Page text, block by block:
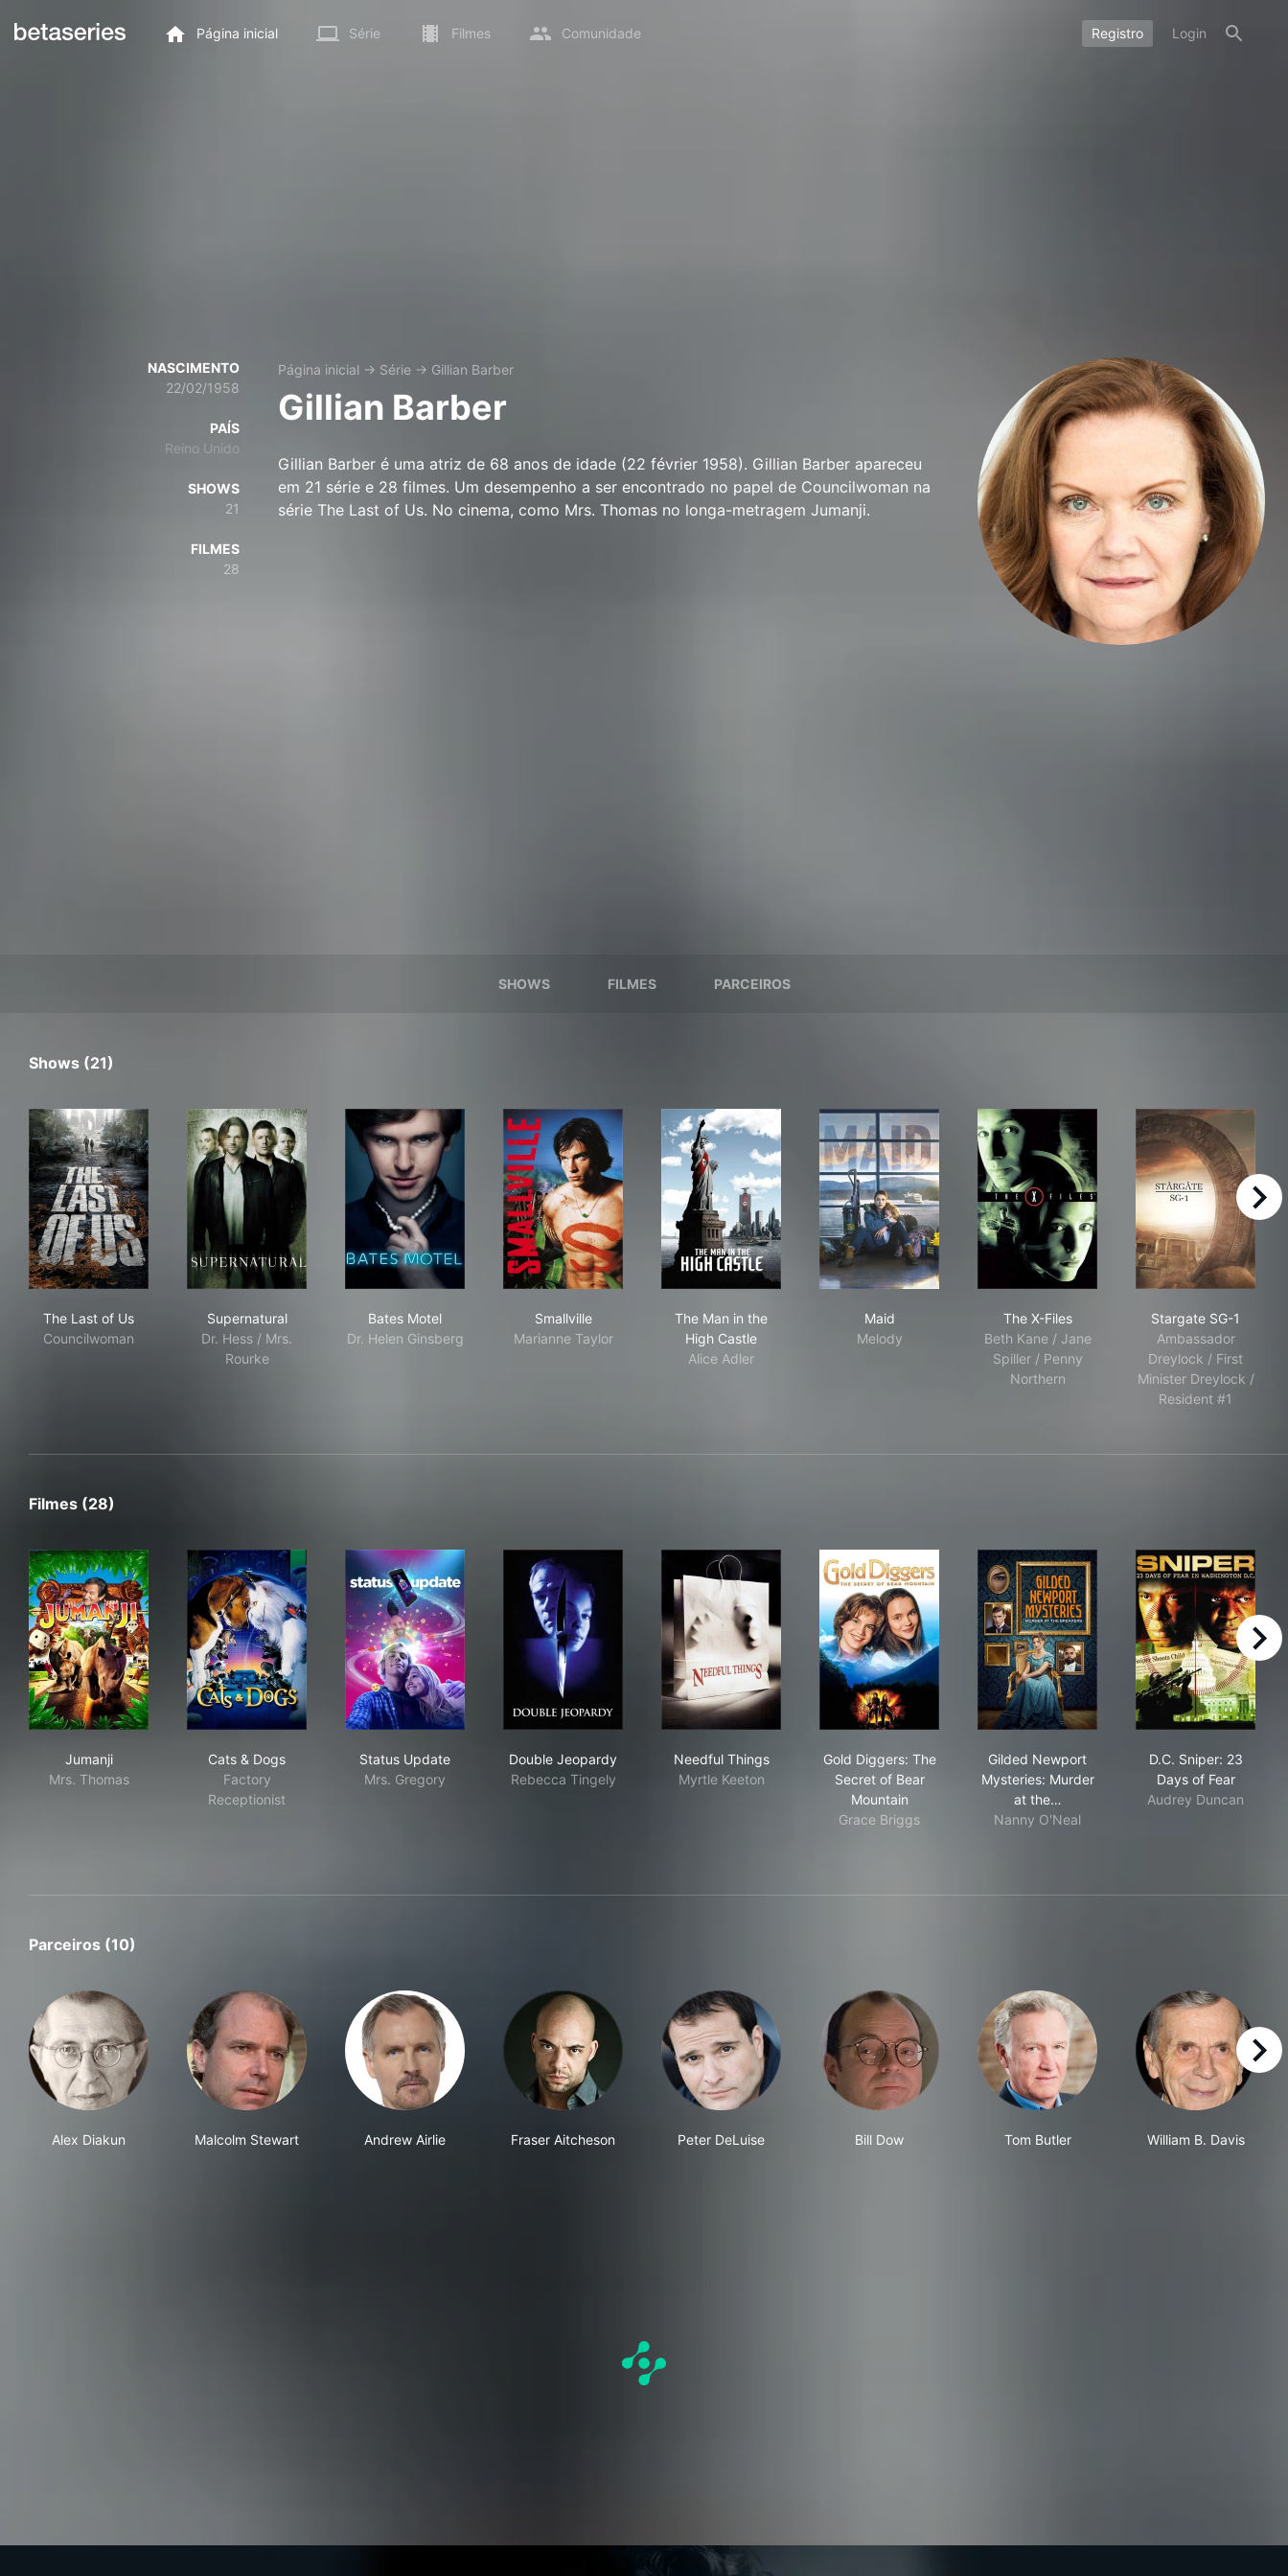
Página inicial Série Filmes Comunidade Registro Login
NASCIMENTO
22/02/1958
PAÍS
Reino Unido
SHOWS
21
FILMES
28
Página inicial → Série → Gillian Barber
Gillian Barber
Gillian Barber é uma atriz de 68 anos de idade (22 février 1958). Gillian Barber apareceu
em 21 série e 28 filmes. Um desempenho a ser encontrado no papel de Councilwoman na
série The Last of Us. No cinema, como Mrs. Thomas no longa-metragem Jumanji.
SHOWS FILMES PARCEIROS
Shows (21)
The Last of Us
Councilwoman
Supernatural
Dr. Hess / Mrs.
Rourke
Bates Motel
Dr. Helen Ginsberg
Smallville
Marianne Taylor
The Man in the
High Castle
Alice Adler
Maid
Melody
The X-Files
Beth Kane / Jane
Spiller / Penny
Northern
Stargate SG-1
Ambassador
Dreylock / First
Minister Dreylock /
Resident #1
right
Filmes (28)
Jumanji
Mrs. Thomas
Cats & Dogs
Factory
Receptionist
Status Update
Mrs. Gregory
Double Jeopardy
Rebecca Tingely
Needful Things
Myrtle Keeton
Gold Diggers: The
Secret of Bear
Mountain
Grace Briggs
Gilded Newport
Mysteries: Murder
at the…
Nanny O'Neal
D.C. Sniper: 23
Days of Fear
Audrey Duncan
right
Parceiros (10)
Alex Diakun Malcolm Stewart Andrew Airlie Fraser Aitcheson Peter DeLuise Bill Dow Tom Butler William B. Davis
right